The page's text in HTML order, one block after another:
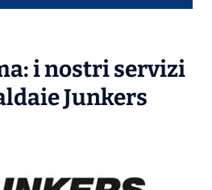
i nostri servizi
Junkers